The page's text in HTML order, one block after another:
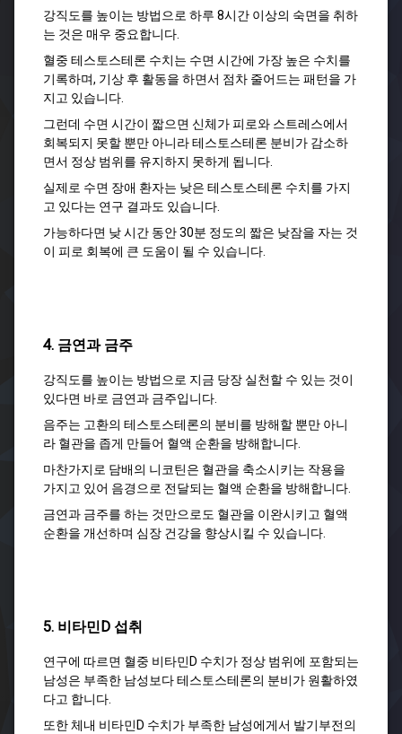
강직도를 높이는 방법으로 하루 8시간 이상의 숙면을 취하
는 것은 매우 중요합니다.
혈중 테스토스테론 수치는 수면 시간에 가장 높은 수치를
기록하며, 기상 후 활동을 하면서 점차 줄어드는 패턴을 가
지고 있습니다.
그런데 수면 시간이 짧으면 신체가 피로와 스트레스에서
회복되지 못할 뿐만 아니라 테스토스테론 분비가 감소하
면서 정상 범위를 유지하지 못하게 됩니다.
실제로 수면 장애 환자는 낮은 테스토스테론 수치를 가지
고 있다는 연구 결과도 있습니다.
가능하다면 낮 시간 동안 30분 정도의 짧은 낮잠을 자는 것
이 피로 회복에 큰 도움이 될 수 있습니다.
4. 금연과 금주
강직도를 높이는 방법으로 지금 당장 실천할 수 있는 것이
있다면 바로 금연과 금주입니다.
음주는 고환의 테스토스테론의 분비를 방해할 뿐만 아니
라 혈관을 좁게 만들어 혈액 순환을 방해합니다.
마찬가지로 담배의 니코틴은 혈관을 축소시키는 작용을
가지고 있어 음경으로 전달되는 혈액 순환을 방해합니다.
금연과 금주를 하는 것만으로도 혈관을 이완시키고 혈액
순환을 개선하며 심장 건강을 향상시킬 수 있습니다.
5. 비타민D 섭취
연구에 따르면 혈중 비타민D 수치가 정상 범위에 포함되는
남성은 부족한 남성보다 테스토스테론의 분비가 원활하였
다고 합니다.
또한 체내 비타민D 수치가 부족한 남성에게서 발기부전의